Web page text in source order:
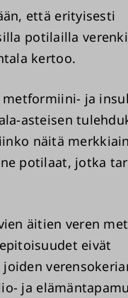
että erityisesti
potilailla
kertoo.
metformiini- ja
asteisen
näitä
potilaat, jotka
äitien veren
eivät
ja